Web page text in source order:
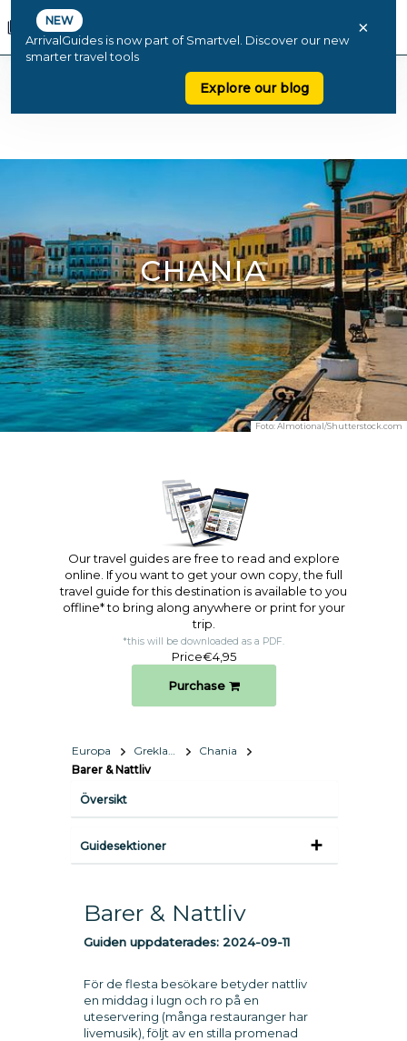
NEW
ArrivalGuides is now part of Smartvel. Discover our new
smarter travel tools
Explore our blog
×
CHANIA
Foto:Almotional/Shutterstock.com
Our travel guides are free to read and explore
online. If you want to get your own copy, the full
travel guide for this destination is available to you
offline* to bring along anywhere or print for your
trip.​
*this will be downloaded as a PDF.
Price€4,95
Purchase
Europa Grekland
Chania
Barer & Nattliv
Översikt
Guidesektioner
Barer & Nattliv
Guiden uppdaterades: 2024-09-11
För de flesta besökare betyder nattliv
en middag i lugn och ro på en
uteservering (många restauranger har
livemusik), följt av en stilla promenad